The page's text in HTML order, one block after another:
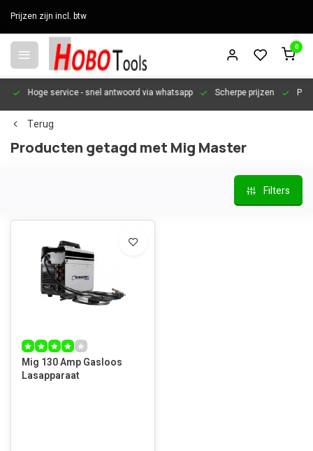
Prijzen zijn incl. btw
0
Hoge service- snel antwoord via whatsapp Scherpe prijzen
Terug
Producten getagd met Mig Master
Filters
Mig 130 Amp Gasloos
Lasapparaat